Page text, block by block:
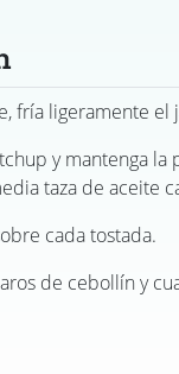
fría ligeramente
y mantenga
taza de aceite
cada tostada.
de cebollín y